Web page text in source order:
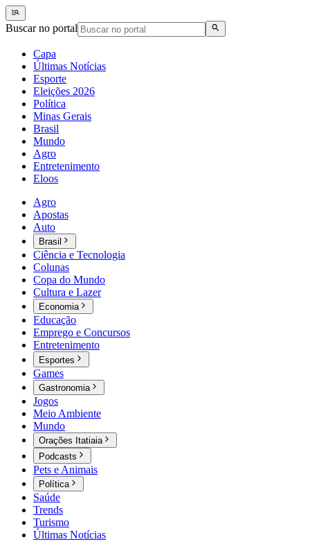
Buscar no portal
Capa
Últimas Notícias
Esporte
Eleições 2026
Política
Minas Gerais
Brasil
Mundo
Agro
Entretenimento
Eloos
Agro
Apostas
Auto
Brasil
Ciência e Tecnologia
Colunas
Copa do Mundo
Cultura e Lazer
Economia
Educação
Emprego e Concursos
Entretenimento
Esportes
Games
Gastronomia
Jogos
Meio Ambiente
Mundo
Orações Itatiaia
Podcasts
Pets e Animais
Política
Saúde
Trends
Turismo
Últimas Notícias